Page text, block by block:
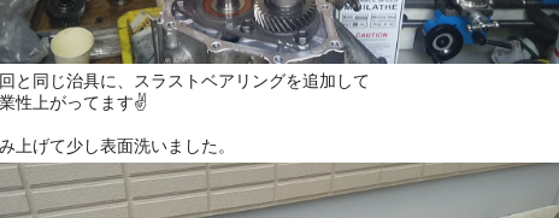
と同じ治具に、スラストベアリングを追加して
性上がってます✌️
上げて少し表面洗いました。